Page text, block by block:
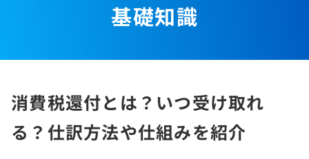
基礎知識
消費税還付とは？いつ受け取れ
る？仕訳方法や仕組みを紹介